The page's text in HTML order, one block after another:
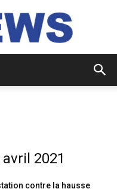
2021
contre la hausse